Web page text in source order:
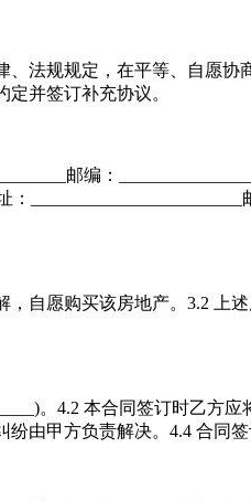
规规定，在平等、自愿协
并签订补充协议。
邮编：
愿购买该房地产。3.2 上
。4.2 本合同签订时乙方
由甲方负责解决。4.4 合同